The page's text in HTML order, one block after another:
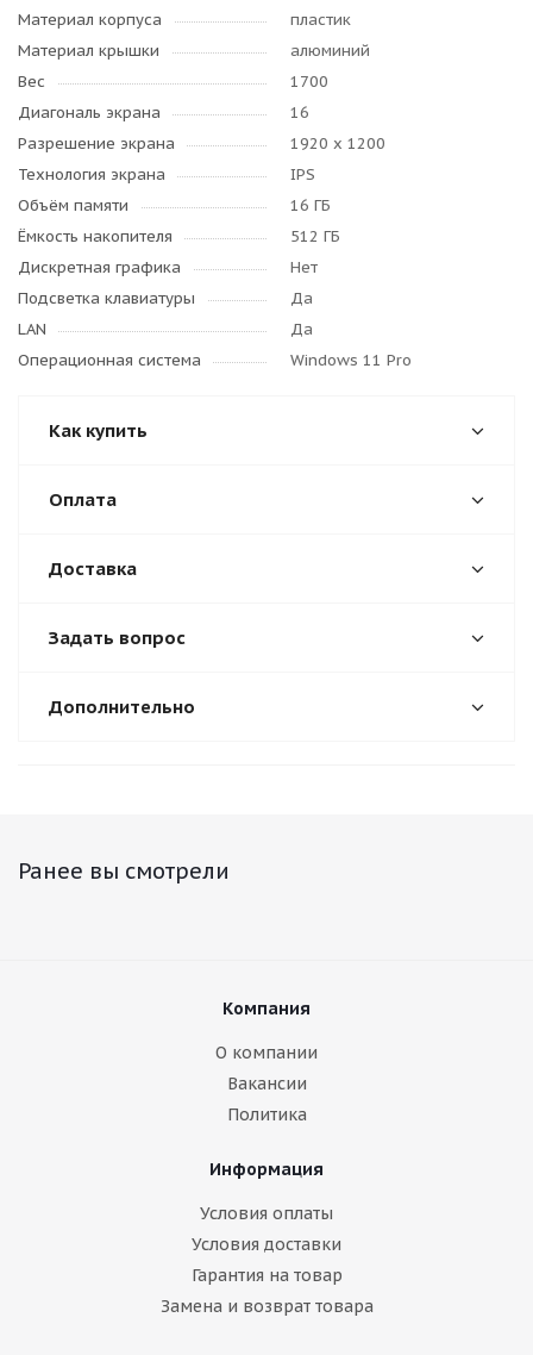
Материал корпуса
пластик
Материал крышки
алюминий
Вес
1700
Диагональ экрана
16
Разрешение экрана
1920 x 1200
Технология экрана
IPS
Объём памяти
16 ГБ
Ёмкость накопителя
512 ГБ
Дискретная графика
Нет
Подсветка клавиатуры
Да
LAN
Да
Операционная система
Windows 11 Pro
Как купить
Оплата
Доставка
Задать вопрос
Дополнительно
Ранее вы смотрели
Компания
О компании
Вакансии
Политика
Информация
Условия оплаты
Условия доставки
Гарантия на товар
Замена и возврат товара